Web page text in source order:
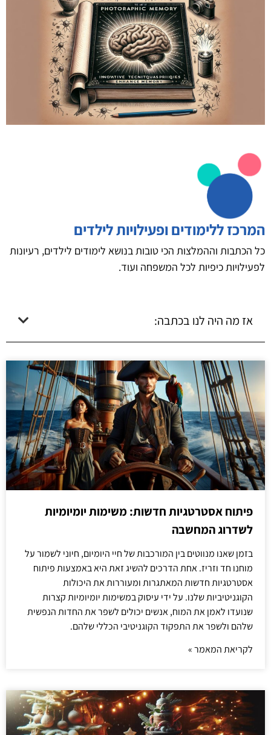
המרכז ללימודים ופעילויות לילדים
כל הכתבות וההמלצות הכי טובות בנושא לימודים לילדים, רעיונות
לפעילויות כיפיות לכל המשפחה ועוד.
אז מה היה לנו בכתבה:
פיתוח אסטרטגיות חדשות: משימות יומיומיות
לשדרוג המחשבה
בזמן שאנו מנווטים בין המורכבות של חיי היומיום, חיוני לשמור על
מוחנו חד וזריז. אחת הדרכים להשיג זאת היא באמצעות פיתוח
אסטרטגיות חדשות המאתגרות ומעוררות את היכולות
הקוגניטיביות שלנו. על ידי עיסוק במשימות יומיומיות קצרות
שנועדו לאמן את המוח, אנשים יכולים לשפר את החדות הנפשית
שלהם ולשפר את התפקוד הקוגניטיבי הכללי שלהם.
לקריאת המאמר »